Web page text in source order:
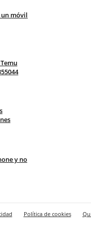
móvil
y no
Política de cookies